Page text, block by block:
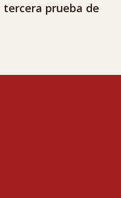
tercera prueba de